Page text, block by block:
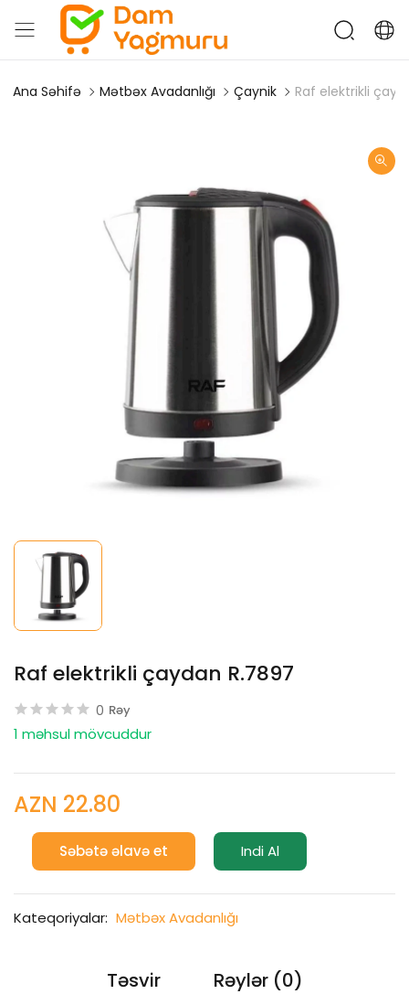
Ana Səhifə Mətbəx Avadanlığı Çaynik Raf elektrikli
Raf elektrikli çaydan R.7897
0 Rəy
1 məhsul mövcuddur
AZN 22.80
Səbətə əlavə et Indi Al
Kateqoriyalar: Mətbəx Avadanlığı
Təsvir Rəylər (0)